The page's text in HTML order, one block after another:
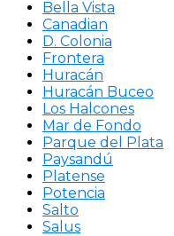
Bella Vista
Canadian
D. Colonia
Frontera
Huracán
Huracán Buceo
Los Halcones
Mar de Fondo
Parque del Plata
Paysandú
Platense
Potencia
Salto
Salus